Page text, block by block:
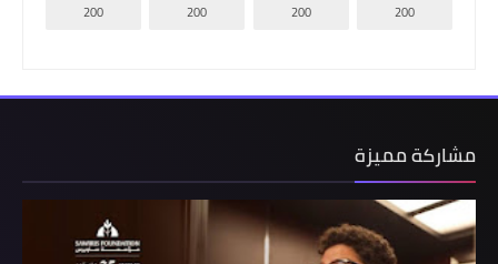
200
200
200
200
مشاركة مميزة